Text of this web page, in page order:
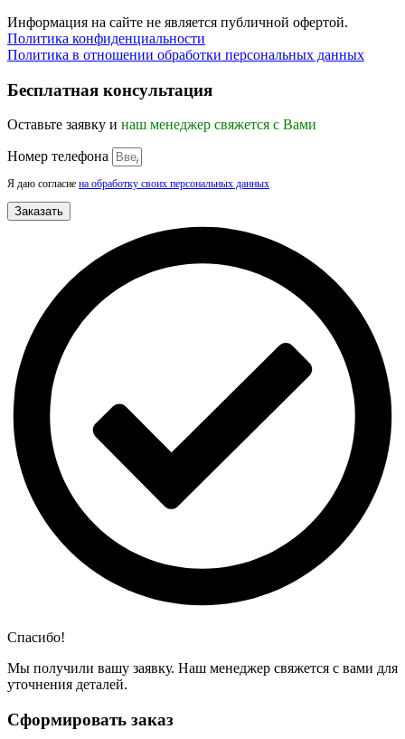
Информация на сайте не является публичной офертой.
Политика конфиденциальности
Политика в отношении обработки персональных данных
вверх
Бесплатная консультация
Оставьте заявку и наш менеджер свяжется с Вами
Номер телефона
Я даю согласие на обработку своих персональных данных
Заказать
Спасибо!
Мы получили вашу заявку. Наш менеджер свяжется с вами для
уточнения деталей.
Сформировать заказ